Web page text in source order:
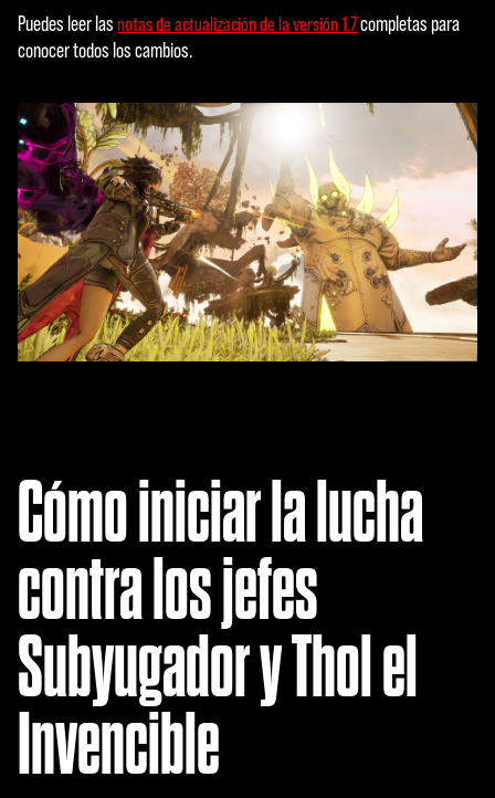
ptar
repr
ir»,
acep
tas
la
políti
ca
de
priva
cida
d de
sfer
a de
dato
los
servi
s de
Goog
le.
Puedes leer las notas de actualización de la versión 1.7completas para
conocer todos los cambios.
Cómo iniciar la lucha
contra los jefes
Subyugador y Thol el
Invencible